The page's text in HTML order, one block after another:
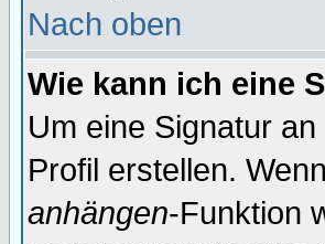
Nach oben
Wie kann ich eine
Um eine Signatur
Profil erstellen.
anhängen-Funktion